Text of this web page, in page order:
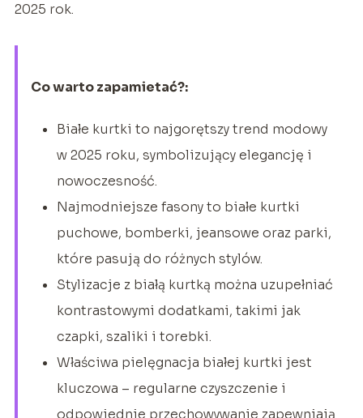
2025 rok.
Co warto zapamietać?:
Białe kurtki to najgorętszy trend modowy
w 2025 roku, symbolizujący elegancję i
nowoczesność.
Najmodniejsze fasony to białe kurtki
puchowe, bomberki, jeansowe oraz parki,
które pasują do różnych stylów.
Stylizacje z białą kurtką można uzupełniać
kontrastowymi dodatkami, takimi jak
czapki, szaliki i torebki.
Właściwa pielęgnacja białej kurtki jest
kluczowa – regularne czyszczenie i
odpowiednie przechowywanie zapewniają